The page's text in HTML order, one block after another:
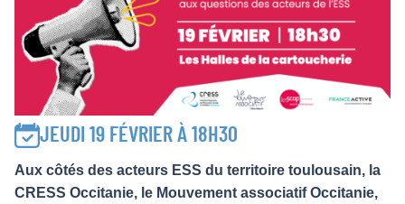
JEUDI 19 FÉVRIER À 18H30
Aux côtés des acteurs ESS du territoire toulousain, la
CRESS Occitanie, le Mouvement associatif Occitanie,